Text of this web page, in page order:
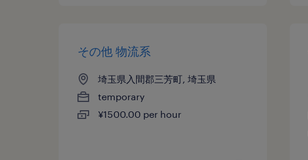
その他 物流系
埼玉県入間郡三芳町, 埼玉県
temporary
¥1500.00 per hour